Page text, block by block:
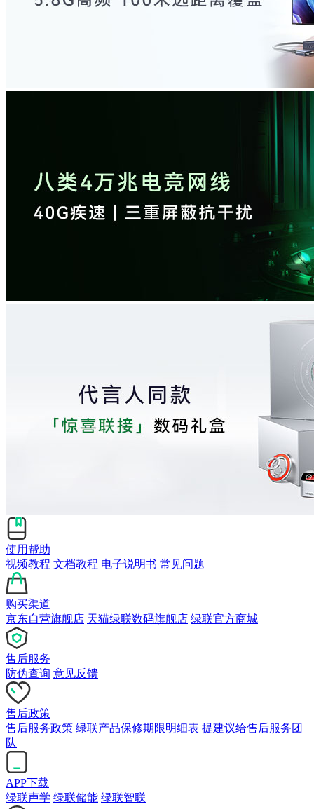
使用帮助
视频教程 文档教程 电子说明书 常见问题
购买渠道
京东自营旗舰店 天猫绿联数码旗舰店 绿联官方商城
售后服务
防伪查询 意见反馈
售后政策
售后服务政策 绿联产品保修期限明细表 提建议给售后服务团
队
APP下载
绿联声学 绿联储能 绿联智联